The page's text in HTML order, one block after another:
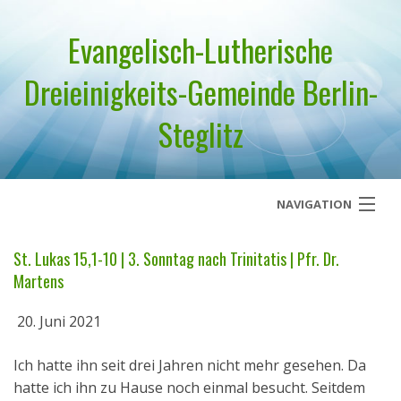
Evangelisch-Lutherische
Dreieinigkeits-Gemeinde Berlin-
Steglitz
NAVIGATION
Über uns
Geistliches Wort
Termine
St. Lukas 15,1-10 | 3. Sonntag nach Trinitatis | Pfr. Dr.
Martens
20. Juni 2021
Ich hatte ihn seit drei Jahren nicht mehr gesehen. Da
hatte ich ihn zu Hause noch einmal besucht. Seitdem